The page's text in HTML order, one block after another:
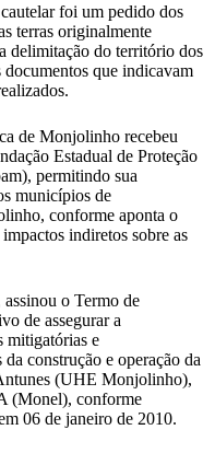
foi um pedido dos
terras originalmente
delimitação do território dos
que indicavam
de Monjolinho recebeu
Estadual de Proteção
permitindo sua
municípios de
conforme aponta o
indiretos sobre as
o Termo de
de assegurar a
mitigatórias e
construção e operação da
(UHE Monjolinho),
(Monel), conforme
06 de janeiro de 2010.